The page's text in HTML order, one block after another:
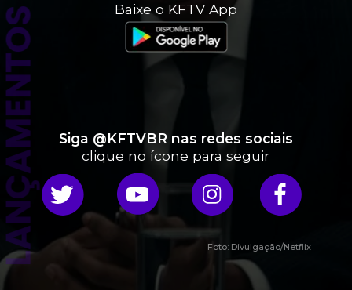
Siga @KFTVBR nas redes sociais
clique no ícone para seguir
Foto: Divulgação/Netflix
Baixe o KFTV App